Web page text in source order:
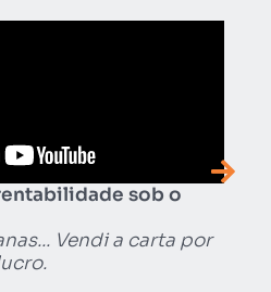
sob o
Vendi a carta por